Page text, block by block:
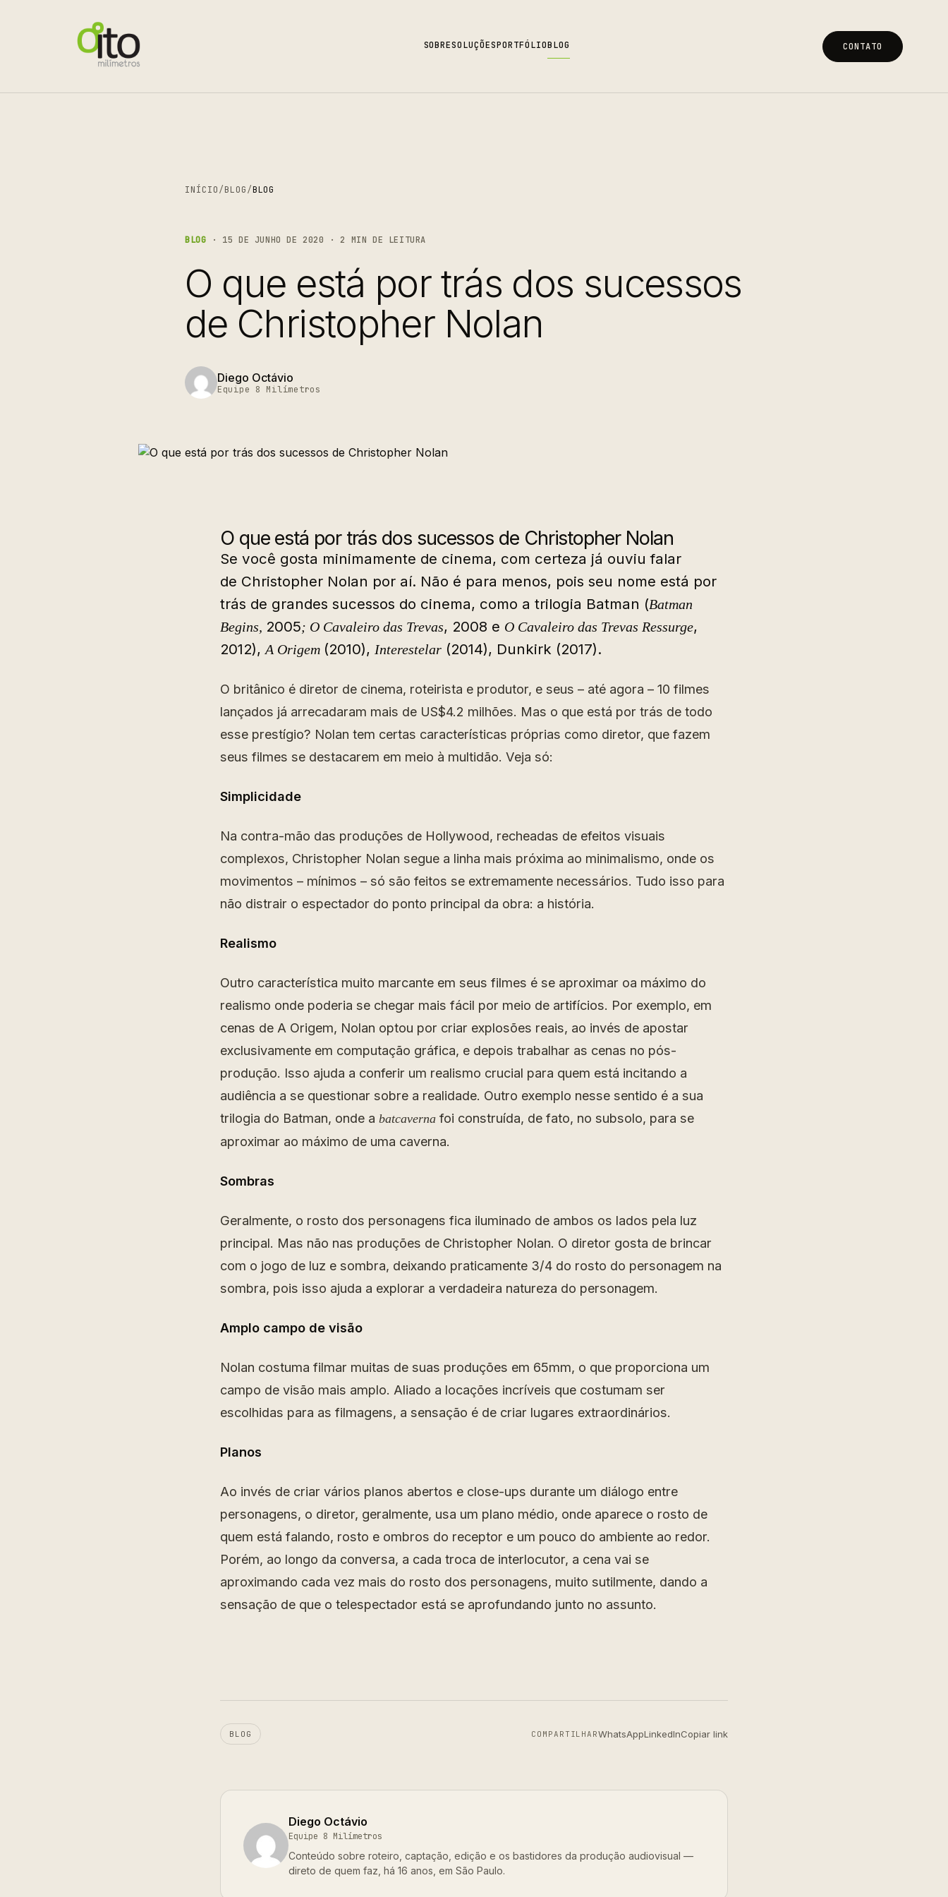
SOBRESOLUÇÕESPORTFÓLIOBLOG CONTATO
INÍCIO/BLOG/BLOG
BLOG · 15 DE JUNHO DE 2020 · 2 MIN DE LEITURA
O que está por trás dos sucessos
de Christopher Nolan
Diego Octávio
Equipe 8 Milímetros
O que está por trás dos sucessos de Christopher Nolan
Se você gosta minimamente de cinema, com certeza já ouviu falar
de Christopher Nolan por aí. Não é para menos, pois seu nome está por
trás de grandes sucessos do cinema, como a trilogia Batman (Batman
Begins, 2005; O Cavaleiro das Trevas, 2008 e O Cavaleiro das Trevas Ressurge,
2012),A Origem (2010), Interestelar (2014), Dunkirk (2017).
O britânico é diretor de cinema, roteirista e produtor, e seus – até agora – 10 filmes
lançados já arrecadaram mais de US$4.2 milhões. Mas o que está por trás de todo
esse prestígio? Nolan tem certas características próprias como diretor, que fazem
seus filmes se destacarem em meio à multidão. Veja só:
Simplicidade
Na contra-mão das produções de Hollywood, recheadas de efeitos visuais
complexos, Christopher Nolan segue a linha mais próxima ao minimalismo, onde os
movimentos – mínimos – só são feitos se extremamente necessários. Tudo isso para
não distrair o espectador do ponto principal da obra: a história.
Realismo
Outro característica muito marcante em seus filmes é se aproximar oa máximo do
realismo onde poderia se chegar mais fácil por meio de artifícios. Por exemplo, em
cenas de A Origem, Nolan optou por criar explosões reais, ao invés de apostar
exclusivamente em computação gráfica, e depois trabalhar as cenas no pós-
produção. Isso ajuda a conferir um realismo crucial para quem está incitando a
audiência a se questionar sobre a realidade. Outro exemplo nesse sentido é a sua
trilogia do Batman, onde a batcaverna foi construída, de fato, no subsolo, para se
aproximar ao máximo de uma caverna.
Sombras
Geralmente, o rosto dos personagens fica iluminado de ambos os lados pela luz
principal. Mas não nas produções de Christopher Nolan. O diretor gosta de brincar
com o jogo de luz e sombra, deixando praticamente 3/4 do rosto do personagem na
sombra, pois isso ajuda a explorar a verdadeira natureza do personagem.
Amplo campo de visão
Nolan costuma filmar muitas de suas produções em 65mm, o que proporciona um
campo de visão mais amplo. Aliado a locações incríveis que costumam ser
escolhidas para as filmagens, a sensação é de criar lugares extraordinários.
Planos
Ao invés de criar vários planos abertos e close-ups durante um diálogo entre
personagens, o diretor, geralmente, usa um plano médio, onde aparece o rosto de
quem está falando, rosto e ombros do receptor e um pouco do ambiente ao redor.
Porém, ao longo da conversa, a cada troca de interlocutor, a cena vai se
aproximando cada vez mais do rosto dos personagens, muito sutilmente, dando a
sensação de que o telespectador está se aprofundando junto no assunto.
BLOG COMPARTILHARWhatsAppLinkedInCopiar link
Diego Octávio
Equipe 8 Milímetros
Conteúdo sobre roteiro, captação, edição e os bastidores da produção audiovisual —
direto de quem faz, há 16 anos, em São Paulo.